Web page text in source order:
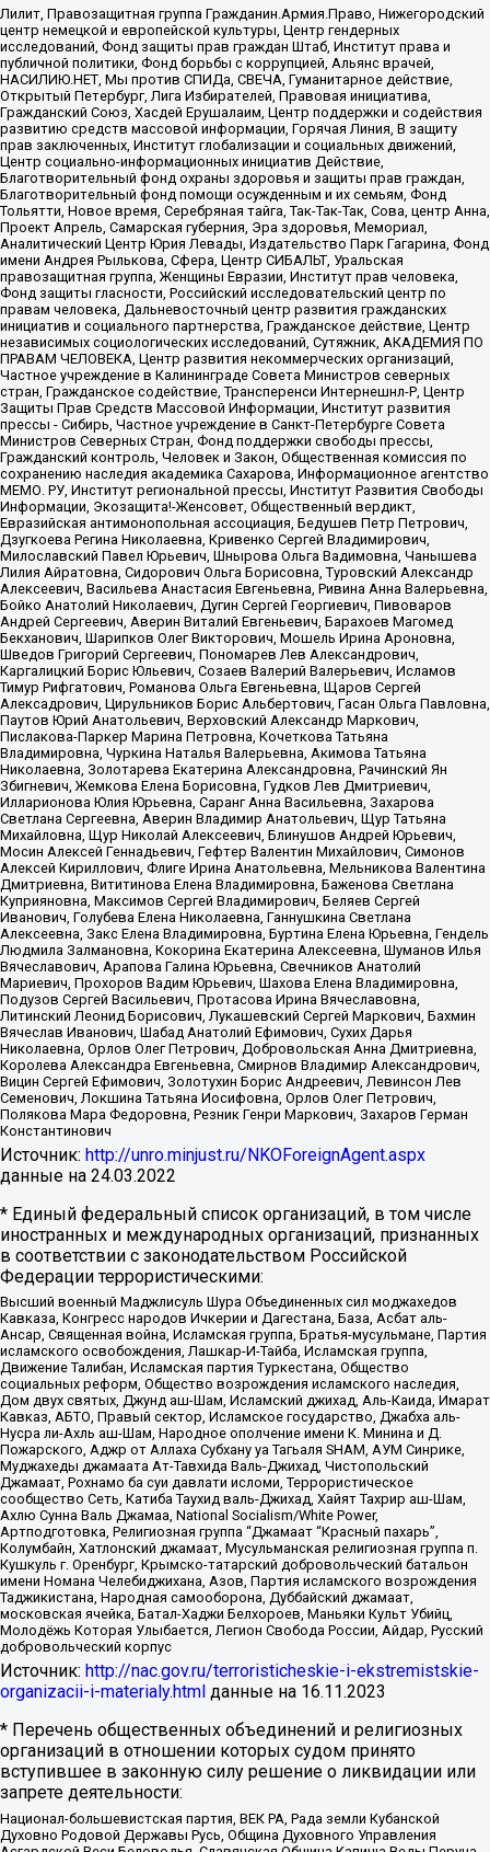
Лилит, Правозащитная группа Гражданин.Армия.Право, Нижегородский
центр немецкой и европейской культуры, Центр гендерных
исследований, Фонд защиты прав граждан Штаб, Институт права и
публичной политики, Фонд борьбы с коррупцией, Альянс врачей,
НАСИЛИЮ.НЕТ, Мы против СПИДа, СВЕЧА, Гуманитарное действие,
Открытый Петербург, Лига Избирателей, Правовая инициатива,
Гражданский Союз, Хасдей Ерушалаим, Центр поддержки и содействия
развитию средств массовой информации, Горячая Линия, В защиту
прав заключенных, Институт глобализации и социальных движений,
Центр социально-информационных инициатив Действие,
Благотворительный фонд охраны здоровья и защиты прав граждан,
Благотворительный фонд помощи осужденным и их семьям, Фонд
Тольятти, Новое время, Серебряная тайга, Так-Так-Так, Сова, центр Анна,
Проект Апрель, Самарская губерния, Эра здоровья, Мемориал,
Аналитический Центр Юрия Левады, Издательство Парк Гагарина, Фонд
имени Андрея Рылькова, Сфера, Центр СИБАЛЬТ, Уральская
правозащитная группа, Женщины Евразии, Институт прав человека,
Фонд защиты гласности, Российский исследовательский центр по
правам человека, Дальневосточный центр развития гражданских
инициатив и социального партнерства, Гражданское действие, Центр
независимых социологических исследований, Сутяжник, АКАДЕМИЯ ПО
ПРАВАМ ЧЕЛОВЕКА, Центр развития некоммерческих организаций,
Частное учреждение в Калининграде Совета Министров северных
стран, Гражданское содействие, Трансперенси Интернешнл-Р, Центр
Защиты Прав Средств Массовой Информации, Институт развития
прессы - Сибирь, Частное учреждение в Санкт-Петербурге Совета
Министров Северных Стран, Фонд поддержки свободы прессы,
Гражданский контроль, Человек и Закон, Общественная комиссия по
сохранению наследия академика Сахарова, Информационное агентство
МЕМО. РУ, Институт региональной прессы, Институт Развития Свободы
Информации, Экозащита!-Женсовет, Общественный вердикт,
Евразийская антимонопольная ассоциация, Бедушев Петр Петрович,
Дзугкоева Регина Николаевна, Кривенко Сергей Владимирович,
Милославский Павел Юрьевич, Шнырова Ольга Вадимовна, Чанышева
Лилия Айратовна, Сидорович Ольга Борисовна, Туровский Александр
Алексеевич, Васильева Анастасия Евгеньевна, Ривина Анна Валерьевна,
Бойко Анатолий Николаевич, Дугин Сергей Георгиевич, Пивоваров
Андрей Сергеевич, Аверин Виталий Евгеньевич, Барахоев Магомед
Бекханович, Шарипков Олег Викторович, Мошель Ирина Ароновна,
Шведов Григорий Сергеевич, Пономарев Лев Александрович,
Каргалицкий Борис Юльевич, Созаев Валерий Валерьевич, Исламов
Тимур Рифгатович, Романова Ольга Евгеньевна, Щаров Сергей
Алексадрович, Цирульников Борис Альбертович, Гасан Ольга Павловна,
Паутов Юрий Анатольевич, Верховский Александр Маркович,
Пислакова-Паркер Марина Петровна, Кочеткова Татьяна
Владимировна, Чуркина Наталья Валерьевна, Акимова Татьяна
Николаевна, Золотарева Екатерина Александровна, Рачинский Ян
Збигневич, Жемкова Елена Борисовна, Гудков Лев Дмитриевич,
Илларионова Юлия Юрьевна, Саранг Анна Васильевна, Захарова
Светлана Сергеевна, Аверин Владимир Анатольевич, Щур Татьяна
Михайловна, Щур Николай Алексеевич, Блинушов Андрей Юрьевич,
Мосин Алексей Геннадьевич, Гефтер Валентин Михайлович, Симонов
Алексей Кириллович, Флиге Ирина Анатольевна, Мельникова Валентина
Дмитриевна, Вититинова Елена Владимировна, Баженова Светлана
Куприяновна, Максимов Сергей Владимирович, Беляев Сергей
Иванович, Голубева Елена Николаевна, Ганнушкина Светлана
Алексеевна, Закс Елена Владимировна, Буртина Елена Юрьевна, Гендель
Людмила Залмановна, Кокорина Екатерина Алексеевна, Шуманов Илья
Вячеславович, Арапова Галина Юрьевна, Свечников Анатолий
Мариевич, Прохоров Вадим Юрьевич, Шахова Елена Владимировна,
Подузов Сергей Васильевич, Протасова Ирина Вячеславовна,
Литинский Леонид Борисович, Лукашевский Сергей Маркович, Бахмин
Вячеслав Иванович, Шабад Анатолий Ефимович, Сухих Дарья
Николаевна, Орлов Олег Петрович, Добровольская Анна Дмитриевна,
Королева Александра Евгеньевна, Смирнов Владимир Александрович,
Вицин Сергей Ефимович, Золотухин Борис Андреевич, Левинсон Лев
Семенович, Локшина Татьяна Иосифовна, Орлов Олег Петрович,
Полякова Мара Федоровна, Резник Генри Маркович, Захаров Герман
Константинович
Источник: http://unro.minjust.ru/NKOForeignAgent.aspx
данные на 24.03.2022
* Единый федеральный список организаций, в том числе
иностранных и международных организаций, признанных
в соответствии с законодательством Российской
Федерации террористическими:
Высший военный Маджлисуль Шура Объединенных сил моджахедов
Кавказа, Конгресс народов Ичкерии и Дагестана, База, Асбат аль-
Ансар, Священная война, Исламская группа, Братья-мусульмане, Партия
исламского освобождения, Лашкар-И-Тайба, Исламская группа,
Движение Талибан, Исламская партия Туркестана, Общество
социальных реформ, Общество возрождения исламского наследия,
Дом двух святых, Джунд аш-Шам, Исламский джихад, Аль-Каида, Имарат
Кавказ, АБТО, Правый сектор, Исламское государство, Джабха аль-
Нусра ли-Ахль аш-Шам, Народное ополчение имени К. Минина и Д.
Пожарского, Аджр от Аллаха Субхану уа Тагьаля SHAM, АУМ Синрике,
Муджахеды джамаата Ат-Тавхида Валь-Джихад, Чистопольский
Джамаат, Рохнамо ба суи давлати исломи, Террористическое
сообщество Сеть, Катиба Таухид валь-Джихад, Хайят Тахрир аш-Шам,
Ахлю Сунна Валь Джамаа, National Socialism/White Power,
Артподготовка, Религиозная группа “Джамаат “Красный пахарь”,
Колумбайн, Хатлонский джамаат, Мусульманская религиозная группа п.
Кушкуль г. Оренбург, Крымско-татарский добровольческий батальон
имени Номана Челебиджихана, Азов, Партия исламского возрождения
Таджикистана, Народная самооборона, Дуббайский джамаат,
московская ячейка, Батал-Хаджи Белхороев, Маньяки Культ Убийц,
Молодёжь Которая Улыбается, Легион Свобода России, Айдар, Русский
добровольческий корпус
Источник: http://nac.gov.ru/terroristicheskie-i-ekstremistskie-
organizacii-i-materialy.html данные на 16.11.2023
* Перечень общественных объединений и религиозных
организаций в отношении которых судом принято
вступившее в законную силу решение о ликвидации или
запрете деятельности:
Национал-большевистская партия, ВЕК РА, Рада земли Кубанской
Духовно Родовой Державы Русь, Община Духовного Управления